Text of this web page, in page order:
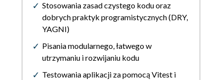
Stosowania zasad czystego kodu oraz
dobrych praktyk programistycznych (DRY,
YAGNI)
Pisania modularnego, łatwego w
utrzymaniu i rozwijaniu kodu
Testowania aplikacji za pomocą Vitest i